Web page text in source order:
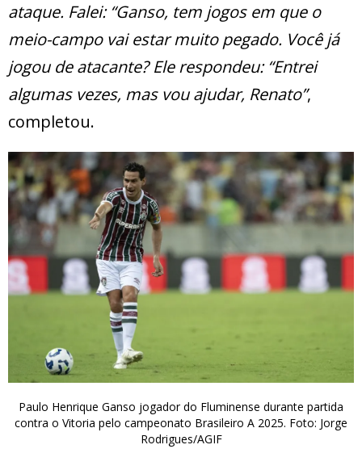
ataque. Falei: “Ganso, tem jogos em que o
meio-campo vai estar muito pegado. Você já
jogou de atacante? Ele respondeu: “Entrei
algumas vezes, mas vou ajudar, Renato”,
completou.
Paulo Henrique Ganso jogador do Fluminense durante partida
contra o Vitoria pelo campeonato Brasileiro A 2025. Foto: Jorge
Rodrigues/AGIF